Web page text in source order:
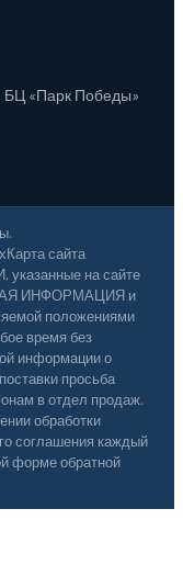
БЦ «Парк Победы»
Карта сайта
на сайте
ИНФОРМАЦИЯ и
положениями
время без
информации о
просьба
в отдел продаж.
обработки
соглашения каждый
форме обратной